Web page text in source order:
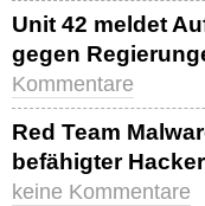
Unit 42 meldet
gegen
Kommentare
Red Team
befähigter
keine Kommentare